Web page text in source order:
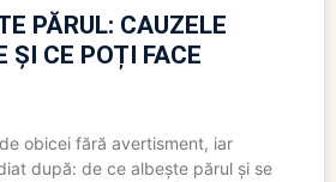
PĂRUL: CAUZELE
ȘI CE POȚI FACE
obicei fără avertisment, iar
după: de ce albește părul și se